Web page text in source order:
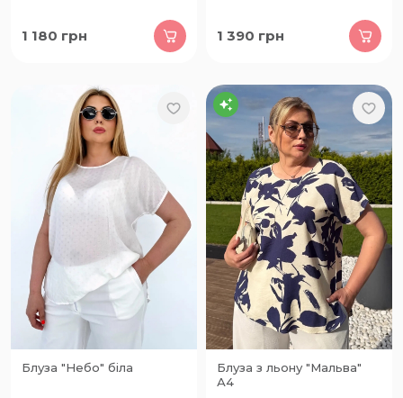
1 180 грн 1 390 грн
Блуза "Небо" біла
Блуза з льону "Мальва"
А4